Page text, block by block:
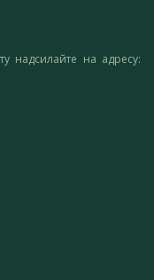
надсилайте на адресу: